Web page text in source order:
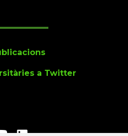
a Twitter